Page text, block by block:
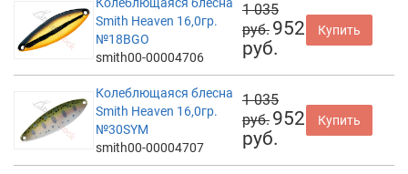
Smith Heaven 16,0гр.
№18BGO
smith00-00004706
1 035
руб. 952
руб.
Купить
Колеблющаяся блесна
Smith Heaven 16,0гр.
№30SYM
smith00-00004707
1 035
руб. 952
руб.
Купить